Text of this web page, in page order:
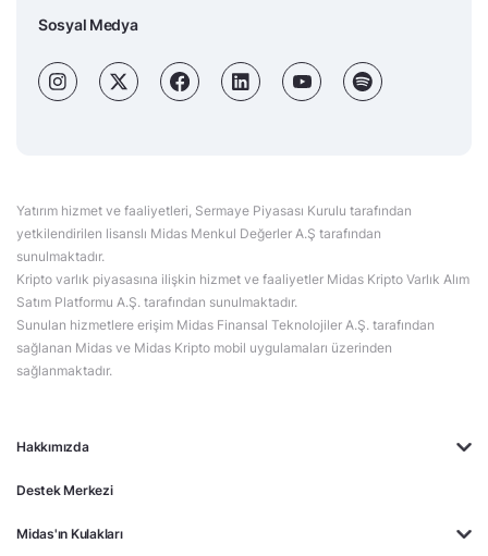
Hakkımızda
Destek Merkezi
Midas'ın Kulakları
Sosyal Medya
Yatırım hizmet ve faaliyetleri, Sermaye Piyasası Kurulu tarafından
yetkilendirilen lisanslı Midas Menkul Değerler A.Ş tarafından
sunulmaktadır.
Kripto varlık piyasasına ilişkin hizmet ve faaliyetler Midas Kripto Varlık Alım
Satım Platformu A.Ş. tarafından sunulmaktadır.
Sunulan hizmetlere erişim Midas Finansal Teknolojiler A.Ş. tarafından
sağlanan Midas ve Midas Kripto mobil uygulamaları üzerinden
sağlanmaktadır.